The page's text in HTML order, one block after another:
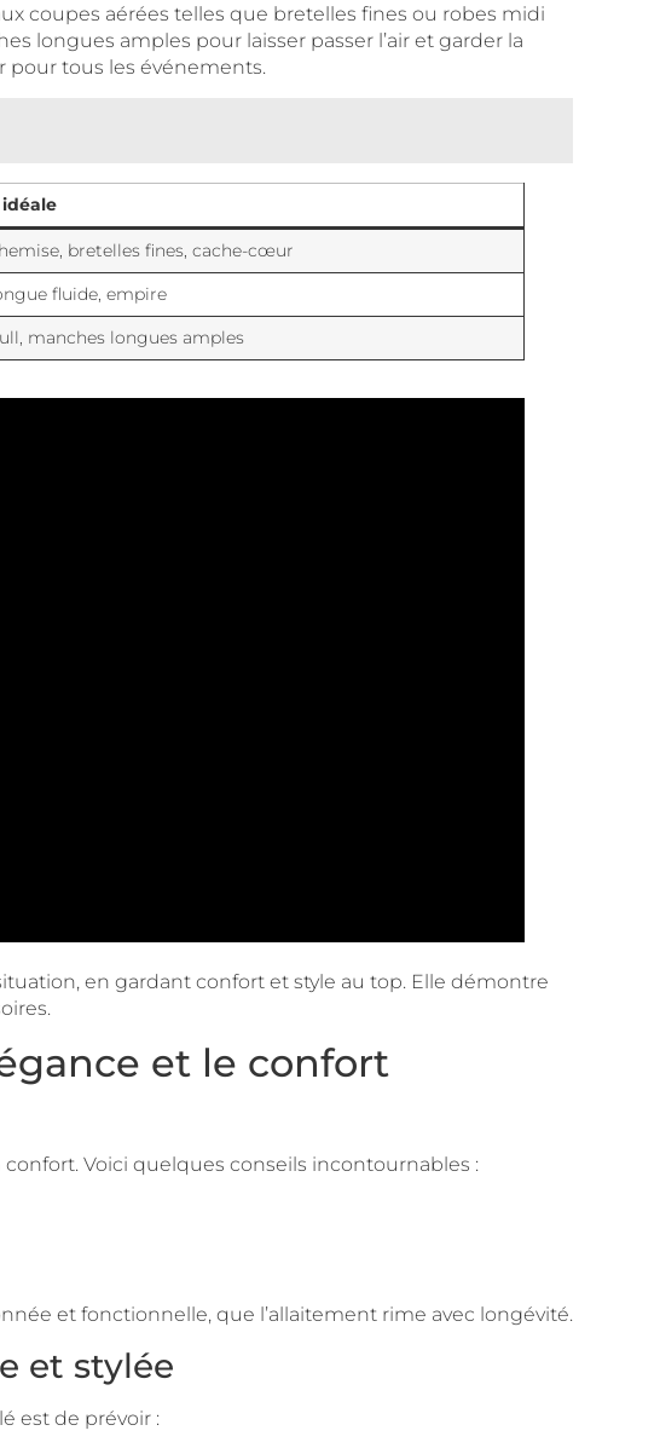
coupes aérées telles que bretelles fines ou robes midi
longues amples pour laisser passer l’air et garder la
pour tous les événements.
bretelles fines, cache-cœur
fluide, empire
manches longues amples
en gardant confort et style au top. Elle démontre
et le confort
Voici quelques conseils incontournables :
et fonctionnelle, que l’allaitement rime avec longévité.
et stylée
est de prévoir :